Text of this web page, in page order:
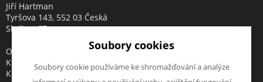
Jiří Hartman
Tyršova 143, 552 03 Česká
Skalice, CZ
Obchodní rejstřík vedený u
Krajského soudu v Hradci
Králové, oddíl A, vložka 18553
Soubory cookies
Soubory cookie používáme ke shromažďování a analýze